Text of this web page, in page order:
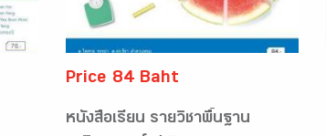
Price 84 Baht
หนังสือเรียน รายวิชาพื้นฐาน